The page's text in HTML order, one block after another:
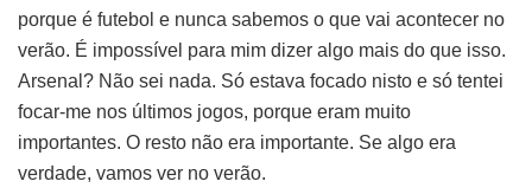
porque é futebol e nunca sabemos o que vai acontecer no
verão. É impossível para mim dizer algo mais do que isso.
Arsenal? Não sei nada. Só estava focado nisto e só tentei
focar-me nos últimos jogos, porque eram muito
importantes. O resto não era importante. Se algo era
verdade, vamos ver no verão.